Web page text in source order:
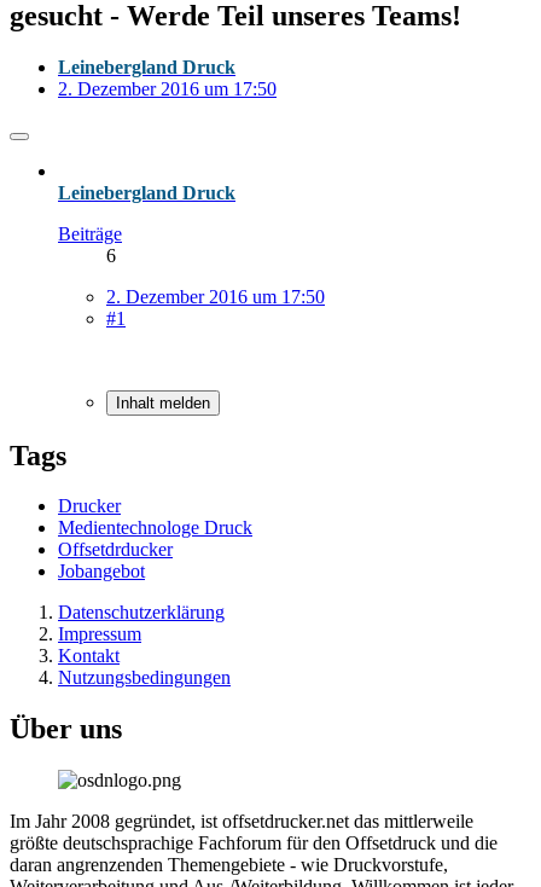
gesucht - Werde Teil unseres Teams!
Leinebergland Druck
2. Dezember 2016 um 17:50
Leinebergland Druck
Beiträge
6
2. Dezember 2016 um 17:50
#1
Inhalt melden
Tags
Drucker
Medientechnologe Druck
Offsetdrducker
Jobangebot
Datenschutzerklärung
Impressum
Kontakt
Nutzungsbedingungen
Über uns
Im Jahr 2008 gegründet, ist offsetdrucker.net das mittlerweile
größte deutschsprachige Fachforum für den Offsetdruck und die
daran angrenzenden Themengebiete - wie Druckvorstufe,